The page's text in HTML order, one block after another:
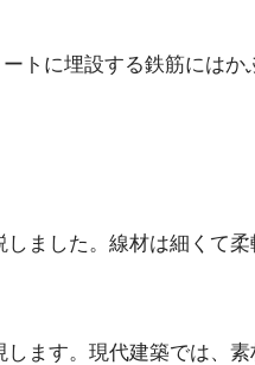
トに埋設する鉄筋にはか
ました。線材は細くて
ます。現代建築では、